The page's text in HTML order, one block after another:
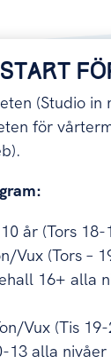
(Studio in
för
år (Tors 18-
Vux (Tors –
16+ alla
Vux (Tis 19-
13 alla nivåer